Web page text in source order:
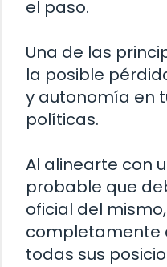
el paso.
Una de las
la posible
y autonomía en
políticas.
Al alinearte con
probable que
oficial del
completamente
todas sus